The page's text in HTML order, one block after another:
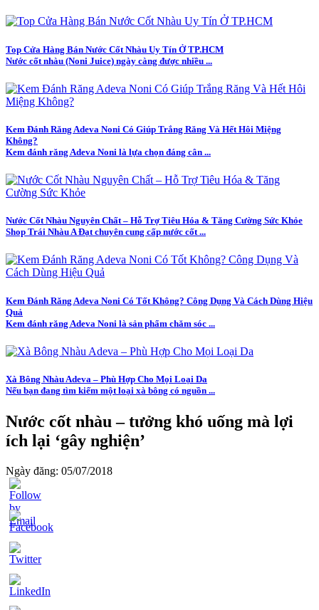
Top Cửa Hàng Bán Nước Cốt Nhàu Uy Tín Ở TP.HCM
Nước cốt nhàu (Noni Juice) ngày càng được nhiều ...
Kem Đánh Răng Adeva Noni Có Giúp Trắng Răng Và Hết Hôi Miệng
Không?
Kem đánh răng Adeva Noni là lựa chọn đáng cân ...
Nước Cốt Nhàu Nguyên Chất – Hỗ Trợ Tiêu Hóa & Tăng Cường Sức Khỏe
Shop Trái Nhàu A Đạt chuyên cung cấp nước cốt ...
Kem Đánh Răng Adeva Noni Có Tốt Không? Công Dụng Và Cách Dùng Hiệu
Quả
Kem đánh răng Adeva Noni là sản phẩm chăm sóc ...
Xà Bông Nhàu Adeva – Phù Hợp Cho Mọi Loại Da
Nếu bạn đang tìm kiếm một loại xà bông có nguồn ...
Nước cốt nhàu – tưởng khó uống mà lợi
ích lại ‘gây nghiện’
Ngày đăng: 05/07/2018